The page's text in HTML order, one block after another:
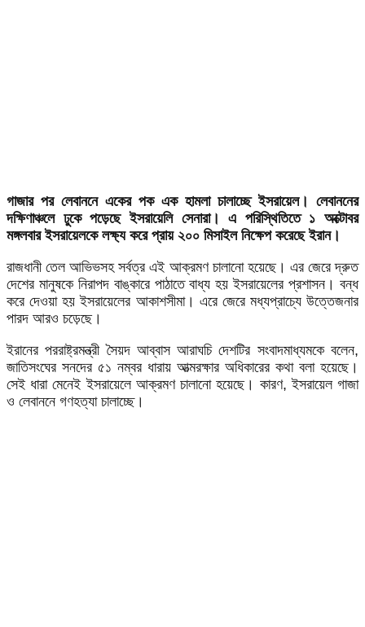
গাজার পর লেবাননে একের পক এক হামলা চালাচ্ছে ইসরায়েল। লেবাননের
দক্ষিণাঞ্চলে ঢুকে পড়েছে ইসরায়েলি সেনারা। এ পরিস্থিতিতে ১ অক্টোবর
মঙ্গলবার ইসরায়েলকে লক্ষ্য করে প্রায় ২০০ মিসাইল নিক্ষেপ করেছে ইরান।
রাজধানী তেল আভিভসহ সর্বত্র এই আক্রমণ চালানো হয়েছে। এর জেরে দ্রুত
দেশের মানুষকে নিরাপদ বাঙ্কারে পাঠাতে বাধ্য হয় ইসরায়েলের প্রশাসন। বন্ধ
করে দেওয়া হয় ইসরায়েলের আকাশসীমা। এরে জেরে মধ্যপ্রাচ্যে উত্তেজনার
পারদ আরও চড়েছে।
ইরানের পররাষ্ট্রমন্ত্রী সৈয়দ আব্বাস আরাঘচি দেশটির সংবাদমাধ্যমকে বলেন,
জাতিসংঘের সনদের ৫১ নম্বর ধারায় আত্মরক্ষার অধিকারের কথা বলা হয়েছে।
সেই ধারা মেনেই ইসরায়েলে আক্রমণ চালানো হয়েছে। কারণ, ইসরায়েল গাজা
ও লেবাননে গণহত্যা চালাচ্ছে।